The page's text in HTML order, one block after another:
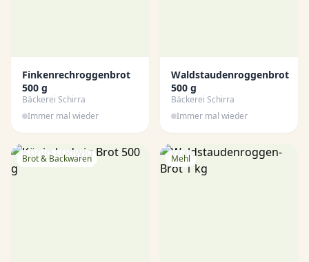
Finkenrechroggenbrot
500 g
Bäckerei Schirra
Immer mal wieder
Waldstaudenroggenbrot
500 g
Bäckerei Schirra
Immer mal wieder
Brot & Backwaren Mehl